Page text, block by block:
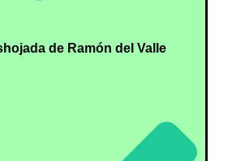
de Ramón del Valle